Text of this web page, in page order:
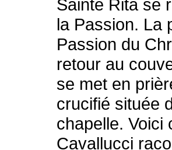
Sainte Rita se
la Passion. La
Passion du
retour au
se met en
crucifié située
chapelle. Voici
Cavallucci